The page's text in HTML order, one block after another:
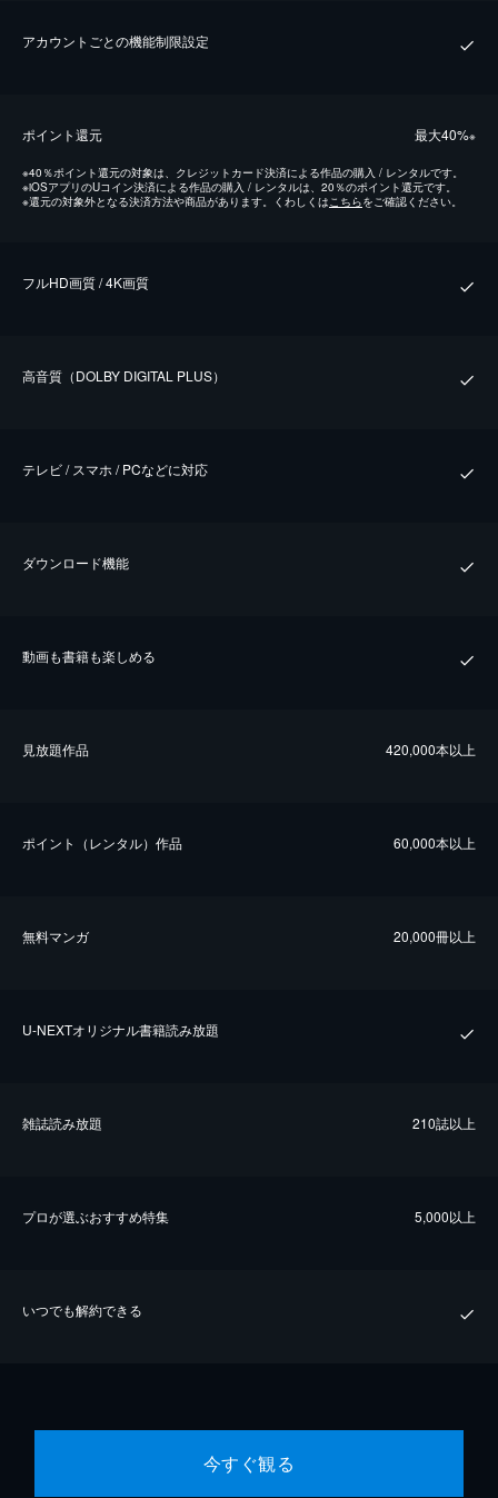
アカウントごとの機能制限設定
ポイント還元 最⼤40%※
※40％ポイント還元の対象は、クレジットカード決済による作品の購入 / レンタルです。
※iOSアプリのUコイン決済による作品の購入 / レンタルは、20％のポイント還元です。
※還元の対象外となる決済方法や商品があります。くわしくはこちらをご確認ください。
フルHD画質 / 4K画質
⾼⾳質（DOLBY DIGITAL PLUS）
テレビ / スマホ / PCなどに対応
ダウンロード機能
動画も書籍も楽しめる
⾒放題作品 420,000本以上
ポイント（レンタル）作品 60,000本以上
無料マンガ 20,000冊以上
U-NEXTオリジナル書籍読み放題
雑誌読み放題 210誌以上
プロが選ぶおすすめ特集 5,000以上
いつでも解約できる
今すぐ観る